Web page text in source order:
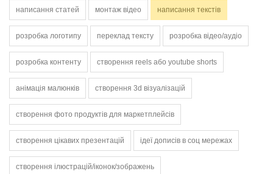
написання статей монтаж відео написання текстів
розробка логотипу переклад тексту розробка відео/аудіо
розробка контенту створення reels або youtube shorts
анімація малюнків створення 3d візуалізацій
створення фото продуктів для маркетплейсів
створення цікавих презентацій ідеї дописів в соц мережах
створення ілюстрацій/іконок/зображень